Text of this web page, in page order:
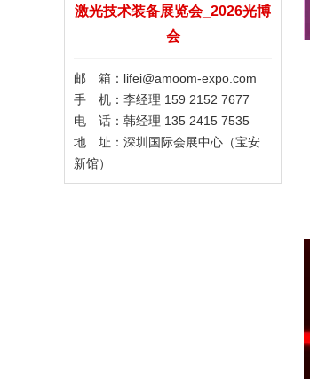
激光技术装备展览会_2026光博
会
邮 箱：lifei@amoom-expo.com
手 机：李经理 159 2152 7677
电 话：韩经理 135 2415 7535
地 址：深圳国际会展中心（宝安
新馆）